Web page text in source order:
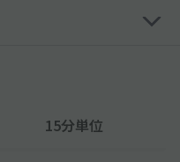
15分単位